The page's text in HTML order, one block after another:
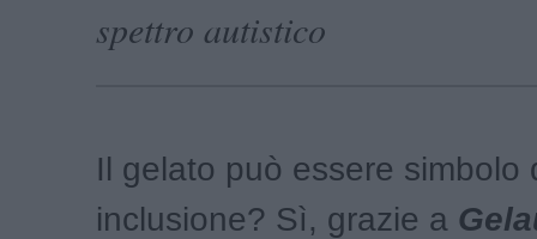
spettro autistico
Il gelato può essere simbolo
inclusione? Sì, grazie a